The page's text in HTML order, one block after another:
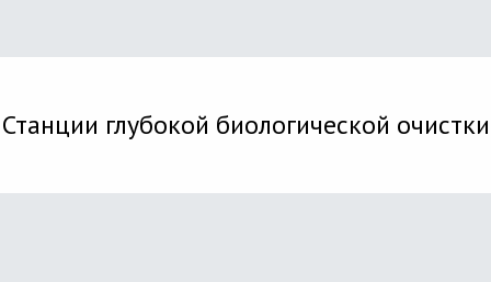
Станции глубокой биологической очистки